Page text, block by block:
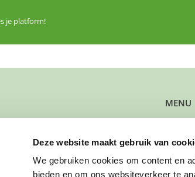
Deze website maakt gebruik van
We gebruiken cookies om content en
bieden en om ons websiteverkeer te
je platform!
MENU
Kun je
Wil je
Werk
Wil je